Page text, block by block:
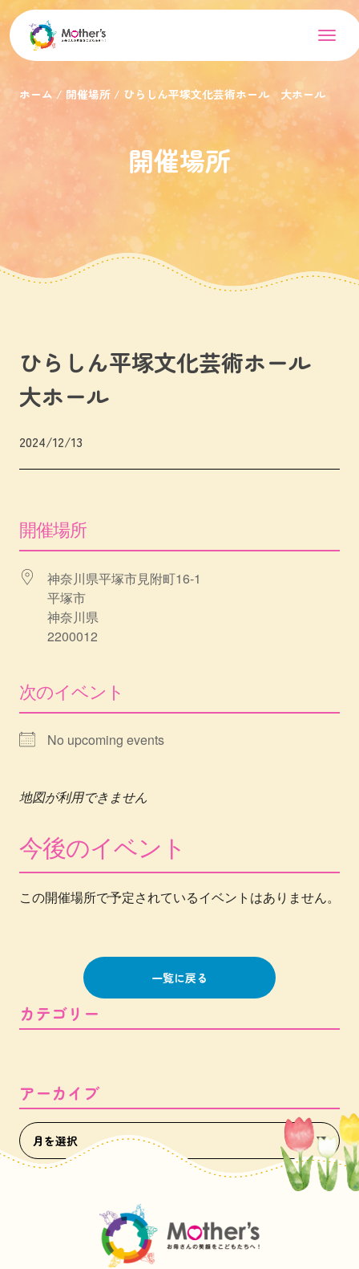
ホーム 開催場所 ひらしん平塚文化芸術ホール 大ホール
開催場所
ひらしん平塚文化芸術ホール
大ホール
2024/12/13
開催場所
神奈川県平塚市見附町16-1
平塚市
神奈川県
2200012
次のイベント
No upcoming events
地図が利用できません
今後のイベント
この開催場所で予定されているイベントはありません。
一覧に戻る
カテゴリー
アーカイブ